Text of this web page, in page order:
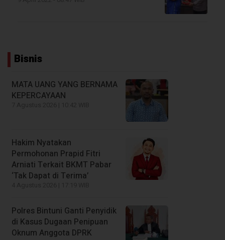
Bisnis
MATA UANG YANG BERNAMA
KEPERCAYAAN
Hakim Nyatakan
Permohonan Prapid Fitri
Arniati Terkait BKMT Pabar
‘Tak Dapat di Terima’
Polres Bintuni Ganti Penyidik
di Kasus Dugaan Penipuan
Oknum Anggota DPRK